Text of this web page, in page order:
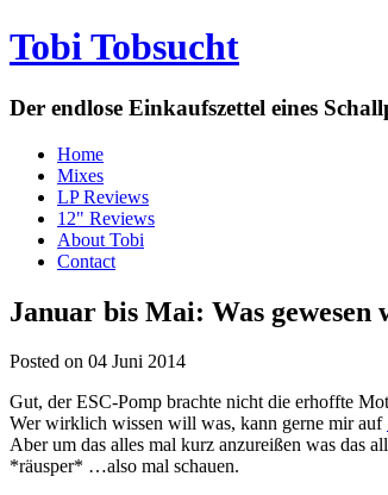
Tobi Tobsucht
Der endlose Einkaufszettel eines
Home
Mixes
LP Reviews
12" Reviews
About Tobi
Contact
Januar bis Mai: Was gewesen
Posted on 04 Juni 2014
Gut, der ESC-Pomp brachte nicht die erhoffte
Wer wirklich wissen will was, kann gerne mir auf
Aber um das alles mal kurz anzureißen was das
*räusper* …also mal schauen.